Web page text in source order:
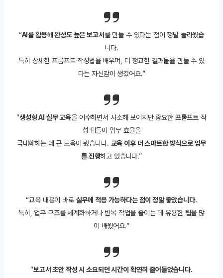
“AI를 활용해 완성도 높은 보고서를 만들 수 있다는 점이 정말 놀라웠습
니다.
특히 상세한 프롬프트 작성법을 배우며, 더 정교한 결과물을 만들 수 있
다는 자신감이 생겼어요.”
“생성형 AI 실무 교육을 이수하면서 사소해 보이지만 중요한 프롬프트 작
성 팁들이 업무 효율을
극대화하는 데 큰 도움이 됐습니다. 교육 이후 더 스마트한 방식으로 업무
를 진행하고 있습니다.”
“교육 내용이 바로 실무에 적용 가능하다는 점이 정말 좋았습니다.
특히, 업무 구조를 체계화하거나 반복 작업을 줄이는 데 유용한 팁을 많
이 배웠어요.”
“보고서 초안 작성 시 소요되던 시간이 확연히 줄어들었습니다.